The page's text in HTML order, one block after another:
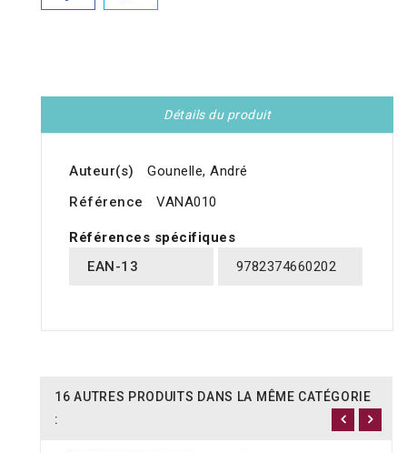
Détails du produit
Auteur(s)
Gounelle, André
Référence
VANA010
Références spécifiques
EAN-13
9782374660202
16 AUTRES PRODUITS DANS LA MÊME CATÉGORIE
: